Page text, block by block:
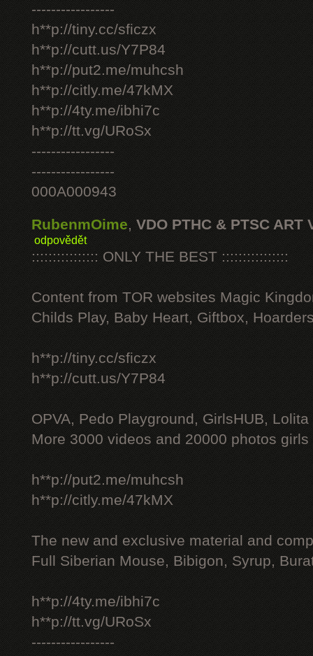
-----------------
h**p://tiny.cc/sficzx
h**p://cutt.us/Y7P84
h**p://put2.me/muhcsh
h**p://citly.me/47kMX
h**p://4ty.me/ibhi7c
h**p://tt.vg/URoSx
-----------------
-----------------
000A000943
RubenmOime, VDO PTHC & PTSC ART
odpovědět
:::::::::::::::: ONLY THE BEST ::::::::::::::::
Content from TOR websites Magic
Childs Play, Baby Heart, Giftbox,
h**p://tiny.cc/sficzx
h**p://cutt.us/Y7P84
OPVA, Pedo Playground, GirlsHUB, Lolita
More 3000 videos and 20000 photos
h**p://put2.me/muhcsh
h**p://citly.me/47kMX
The new and exclusive material and
Full Siberian Mouse, Bibigon, Syrup,
h**p://4ty.me/ibhi7c
h**p://tt.vg/URoSx
-----------------